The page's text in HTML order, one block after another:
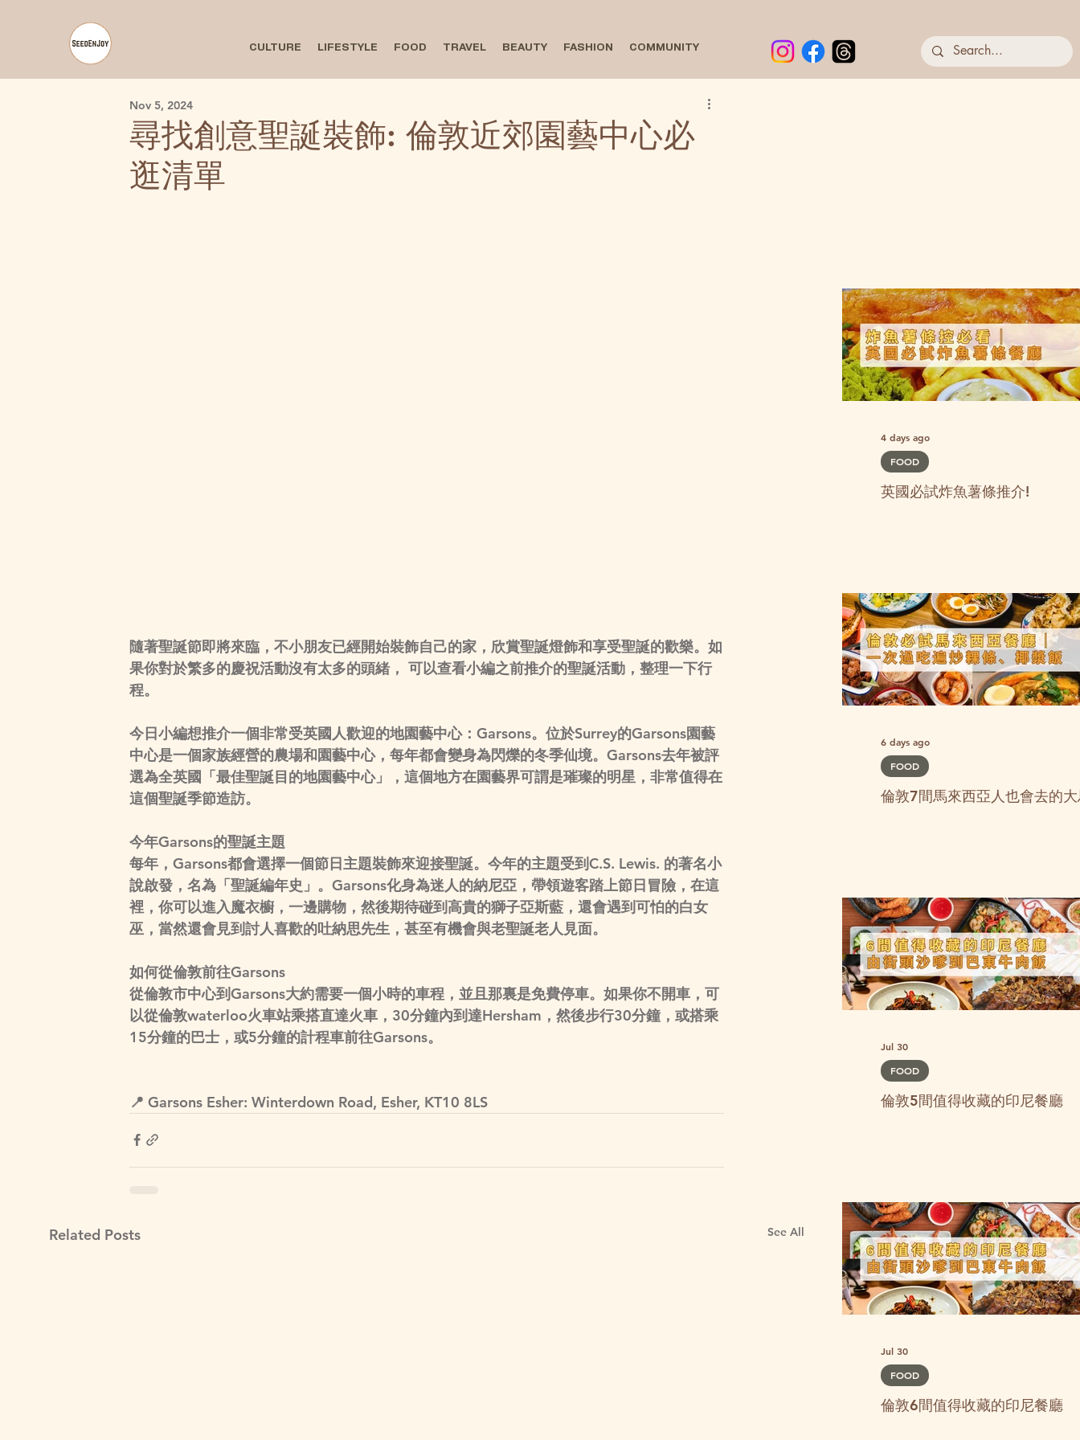
CULTURE LIFESTYLE FOOD TRAVEL BEAUTY FASHION COMMUNITY
尋找創意聖誕裝飾: 倫敦近郊園藝中心必
逛清單
Nov 5, 2024
隨著聖誕節即將來臨，不小朋友已經開始裝飾自己的家，欣賞聖誕燈飾和享受聖誕的歡樂。如
果你對於繁多的慶祝活動沒有太多的頭緒， 可以查看小編之前推介的聖誕活動，整理一下行
程。
今日小編想推介一個非常受英國人歡迎的地園藝中心：Garsons。位於Surrey的Garsons園藝
中心是一個家族經營的農場和園藝中心，每年都會變身為閃爍的冬季仙境。Garsons去年被評
選為全英國「最佳聖誕目的地園藝中心」，這個地方在園藝界可謂是璀璨的明星，非常值得在
這個聖誕季節造訪。
今年Garsons的聖誕主題
每年，Garsons都會選擇一個節日主題裝飾來迎接聖誕。今年的主題受到C.S. Lewis. 的著名小
說啟發，名為「聖誕編年史」。Garsons化身為迷人的納尼亞，帶領遊客踏上節日冒險，在這
裡，你可以進入魔衣櫥，一邊購物，然後期待碰到高貴的獅子亞斯藍，還會遇到可怕的白女
巫，當然還會見到討人喜歡的吐納思先生，甚至有機會與老聖誕老人見面。
如何從倫敦前往Garsons
從倫敦市中心到Garsons大約需要一個小時的車程，並且那裏是免費停車。如果你不開車，可
以從倫敦waterloo火車站乘搭直達火車，30分鐘內到達Hersham ，然後步行30分鐘，或搭乘
15分鐘的巴士，或5分鐘的計程車前往Garsons。
📍 Garsons Esher: Winterdown Road, Esher, KT10 8LS
Related Posts See All
英國必試炸魚薯條推介!
FOOD
4 days ago
倫敦7間馬來西亞人也會去的
FOOD
6 days ago
倫敦5間值得收藏的印尼餐廳
FOOD
Jul 30
倫敦6間值得收藏的印尼餐廳
FOOD
Jul 30